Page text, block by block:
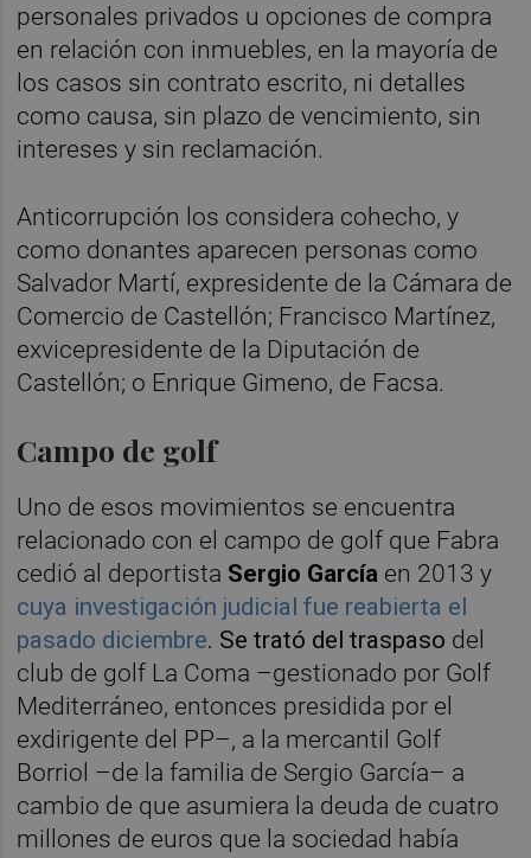
personales privados u opciones de compra
en relación con inmuebles, en la mayoría de
los casos sin contrato escrito, ni detalles
como causa, sin plazo de vencimiento, sin
intereses y sin reclamación.
Anticorrupción los considera cohecho, y
como donantes aparecen personas como
Salvador Martí, expresidente de la Cámara de
Comercio de Castellón; Francisco Martínez,
exvicepresidente de la Diputación de
Castellón; o Enrique Gimeno, de Facsa.
Campo de golf
Uno de esos movimientos se encuentra
relacionado con el campo de golf que Fabra
cedió al deportista Sergio García en 2013 y
cuya investigación judicial fue reabierta el
pasado diciembre. Se trató del traspaso del
club de golf La Coma –gestionado por Golf
Mediterráneo, entonces presidida por el
exdirigente del PP–, a la mercantil Golf
Borriol –de la familia de Sergio García– a
cambio de que asumiera la deuda de cuatro
millones de euros que la sociedad había